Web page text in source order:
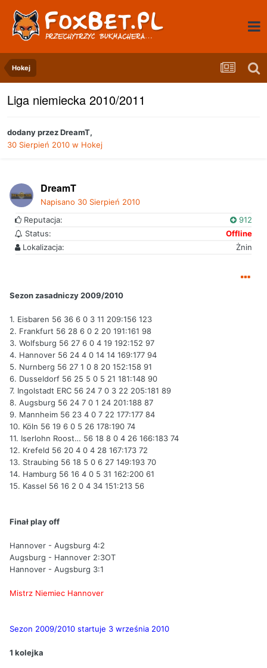
Hokej
Liga niemiecka 2010/2011
dodany przezDreamT,
30 Sierpień 2010 w Hokej
DreamT
Napisano 30 Sierpień 2010
Reputacja:
912
Status:
Offline
Lokalizacja:
Żnin
Sezon zasadniczy 2009/2010
1. Eisbaren 56 36 6 0 3 11 209:156 123
2. Frankfurt 56 28 6 0 2 20 191:161 98
3. Wolfsburg 56 27 6 0 4 19 192:152 97
4. Hannover 56 24 4 0 14 14 169:177 94
5. Nurnberg 56 27 1 0 8 20 152:158 91
6. Dusseldorf 56 25 5 0 5 21 181:148 90
7. Ingolstadt ERC 56 24 7 0 3 22 205:181 89
8. Augsburg 56 24 7 0 1 24 201:188 87
9. Mannheim 56 23 4 0 7 22 177:177 84
10. Köln 56 19 6 0 5 26 178:190 74
11. Iserlohn Roost… 56 18 8 0 4 26 166:183 74
12. Krefeld 56 20 4 0 4 28 167:173 72
13. Straubing 56 18 5 0 6 27 149:193 70
14. Hamburg 56 16 4 0 5 31 162:200 61
15. Kassel 56 16 2 0 4 34 151:213 56
Finał play off
Hannover - Augsburg 4:2
Augsburg - Hannover 2:3OT
Hannover - Augsburg 3:1
Mistrz Niemiec Hannover
Sezon 2009/2010 startuje 3 września 2010
1 kolejka